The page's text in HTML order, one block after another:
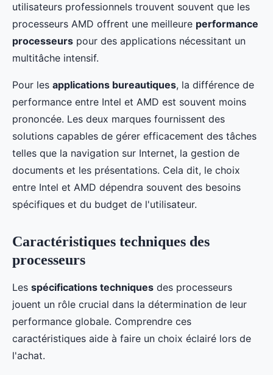
utilisateurs professionnels trouvent souvent que les
processeurs AMD offrent une meilleure performance
processeurs pour des applications nécessitant un
multitâche intensif.
Pour les applications bureautiques, la différence de
performance entre Intel et AMD est souvent moins
prononcée. Les deux marques fournissent des
solutions capables de gérer efficacement des tâches
telles que la navigation sur Internet, la gestion de
documents et les présentations. Cela dit, le choix
entre Intel et AMD dépendra souvent des besoins
spécifiques et du budget de l'utilisateur.
Caractéristiques techniques des
processeurs
Les spécifications techniques des processeurs
jouent un rôle crucial dans la détermination de leur
performance globale. Comprendre ces
caractéristiques aide à faire un choix éclairé lors de
l'achat.